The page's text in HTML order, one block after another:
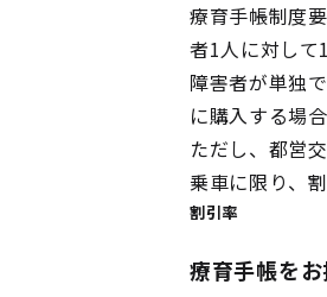
療育手帳制度
者1人に対して
障害者が単独
に購入する場
ただし、都営
乗車に限り、
割引率
療育手帳を